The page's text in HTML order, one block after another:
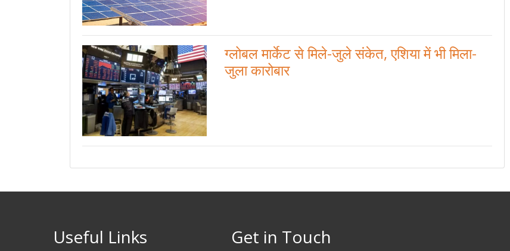
ग्लोबल मार्केट से मिले-जुले संकेत, एशिया में भी मिला-
जुला कारोबार
Useful Links Get in Touch